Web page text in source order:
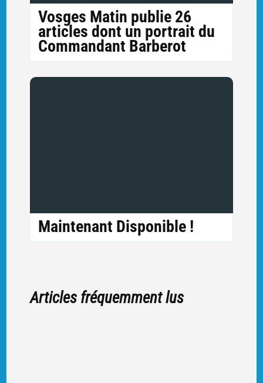
Vosges Matin publie 26
articles dont un portrait du
Commandant Barberot
Maintenant Disponible !
Articles fréquemment lus